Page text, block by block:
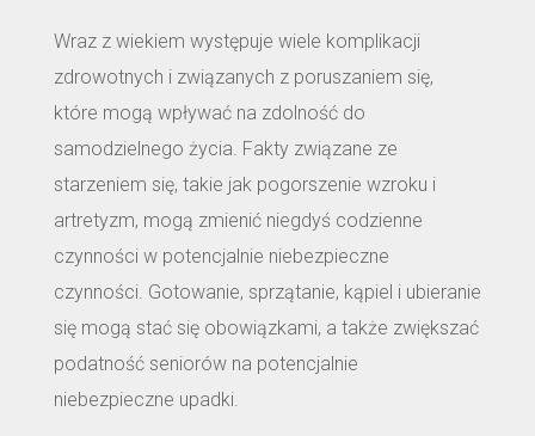
Wraz z wiekiem występuje wiele komplikacji
zdrowotnych i związanych z poruszaniem się,
które mogą wpływać na zdolność do
samodzielnego życia. Fakty związane ze
starzeniem się, takie jak pogorszenie wzroku i
artretyzm, mogą zmienić niegdyś codzienne
czynności w potencjalnie niebezpieczne
czynności. Gotowanie, sprzątanie, kąpiel i ubieranie
się mogą stać się obowiązkami, a także zwiększać
podatność seniorów na potencjalnie
niebezpieczne upadki.